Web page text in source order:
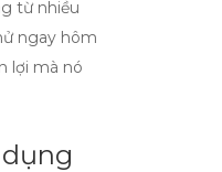
từ nhiều
ngay hôm
lợi mà nó